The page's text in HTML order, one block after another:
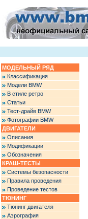
МОДЕЛЬНЫЙ РЯД
Классификация
Модели BMW
В стиле ретро
Статьи
Тест-драйв BMW
Фотографии BMW
ДВИГАТЕЛИ
Описания
Модификации
Обозначения
КРАШ-ТЕСТЫ
Системы безопасности
Правила проведения
Проведение тестов
ТЮНИНГ
Тюнинг двигателя
Аэрография